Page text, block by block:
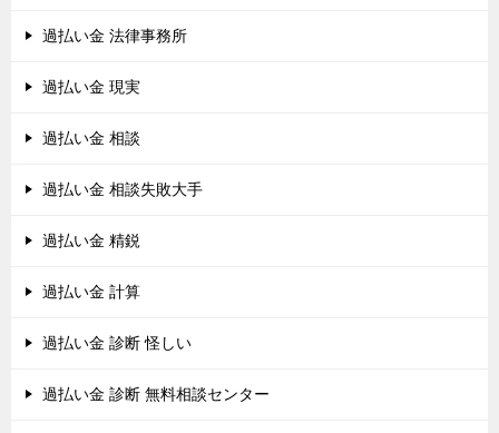
過払い金 法律事務所
過払い金 現実
過払い金 相談
過払い金 相談失敗大手
過払い金 精鋭
過払い金 計算
過払い金 診断 怪しい
過払い金 診断 無料相談センター